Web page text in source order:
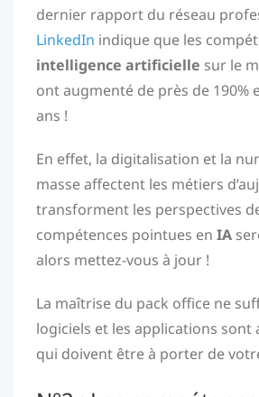
dernier rapport du réseau
LinkedIn indique que les
intelligence artificielle sur le
ont augmenté de près de 190%
ans !
En effet, la digitalisation et la
masse affectent les métiers
transforment les perspectives
compétences pointues en IA
alors mettez-vous à jour !
La maîtrise du pack office ne
logiciels et les applications sont
qui doivent être à porter de